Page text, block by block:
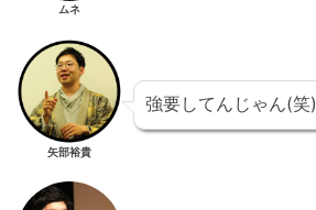
ムネ
矢部裕貴
強要してんじゃん(笑)